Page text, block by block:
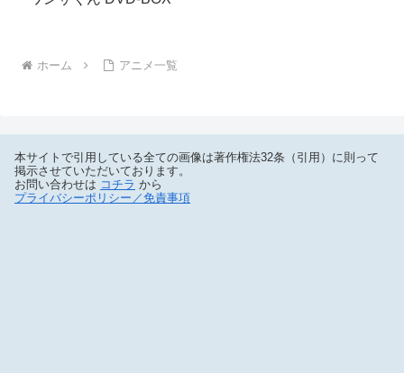
ホーム アニメ一覧
本サイトで引用している全ての画像は著作権法32条（引用）に則って
掲示させていただいております。
お問い合わせは コチラ から
プライバシーポリシー／免責事項